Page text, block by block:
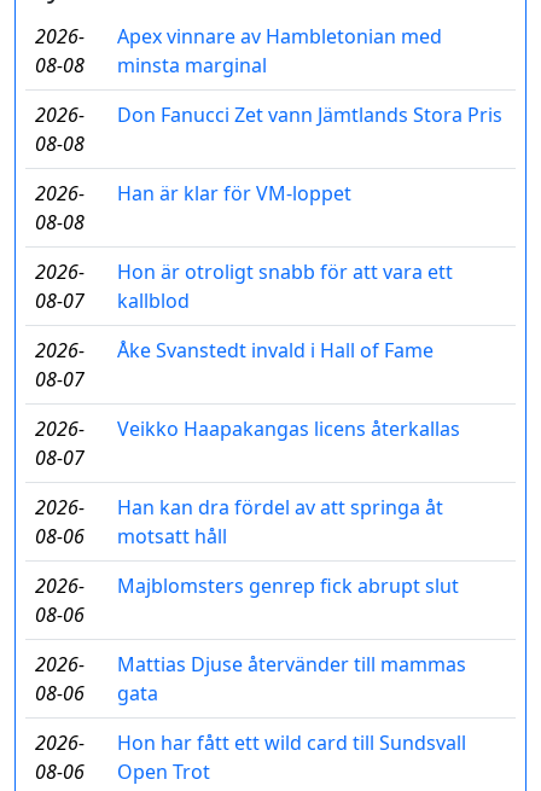
2026-
08-08
Apex vinnare av Hambletonian med
minsta marginal
2026-
08-08
Don Fanucci Zet vann Jämtlands Stora Pris
2026-
08-08
Han är klar för VM-loppet
2026-
08-07
Hon är otroligt snabb för att vara ett
kallblod
2026-
08-07
Åke Svanstedt invald i Hall of Fame
2026-
08-07
Veikko Haapakangas licens återkallas
2026-
08-06
Han kan dra fördel av att springa åt
motsatt håll
2026-
08-06
Majblomsters genrep fick abrupt slut
2026-
08-06
Mattias Djuse återvänder till mammas
gata
2026-
08-06
Hon har fått ett wild card till Sundsvall
Open Trot